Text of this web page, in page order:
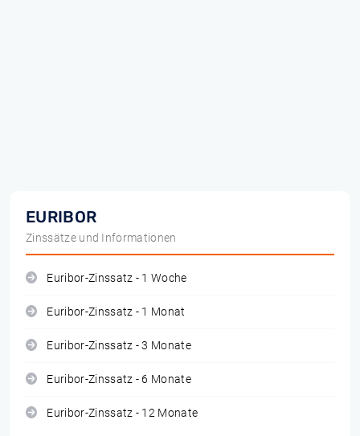
EURIBOR
Zinssätze und Informationen
Euribor-Zinssatz - 1 Woche
Euribor-Zinssatz - 1 Monat
Euribor-Zinssatz - 3 Monate
Euribor-Zinssatz - 6 Monate
Euribor-Zinssatz - 12 Monate